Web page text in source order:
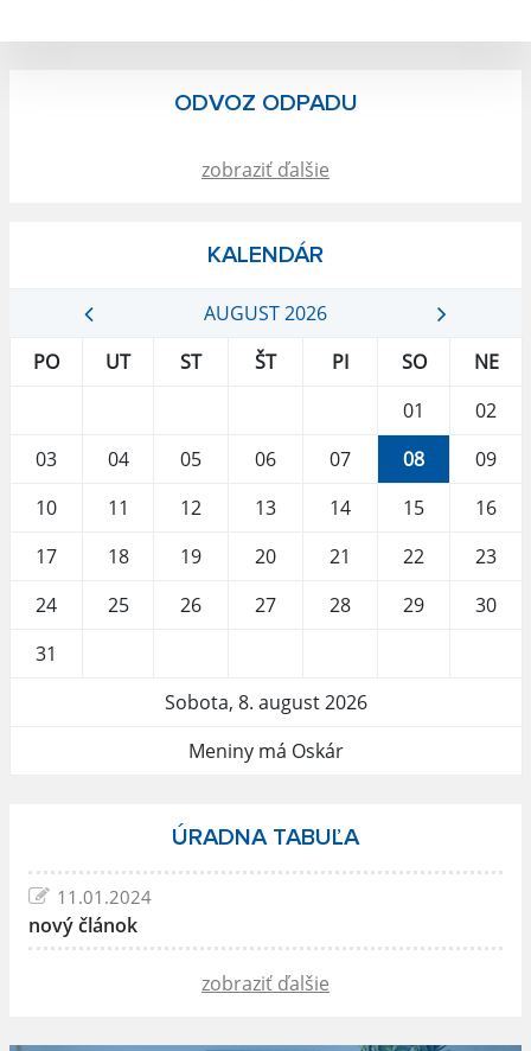
ODVOZ ODPADU
zobraziť ďalšie
KALENDÁR
AUGUST 2026
PO
UT ST ŠT PI SO
NE
01
02
03
04 05 06 07 08
09
10
11 12 13 14 15
16
17
18 19 20 21 22
23
24
25 26 27 28 29
30
31
Sobota, 8. august 2026
Meniny má Oskár
ÚRADNA TABUĽA
11.01.2024
nový článok
zobraziť ďalšie